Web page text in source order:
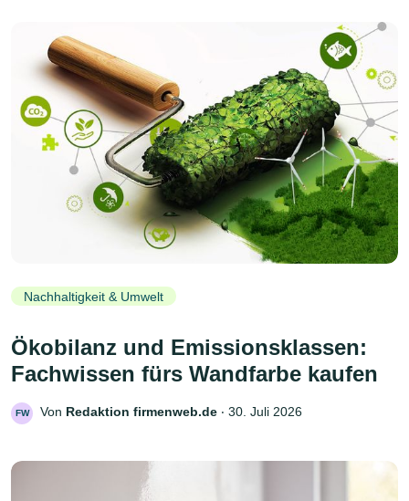
Nachhaltigkeit & Umwelt
Ökobilanz und Emissionsklassen:
Fachwissen fürs Wandfarbe kaufen
FW Von Redaktion firmenweb.de ‧ 30. Juli 2026